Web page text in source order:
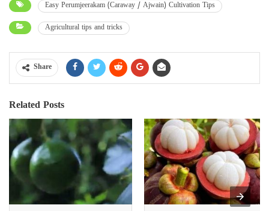
Easy Perumjeerakam (Caraway / Ajwain) Cultivation Tips
Agricultural tips and tricks
Share
Related Posts